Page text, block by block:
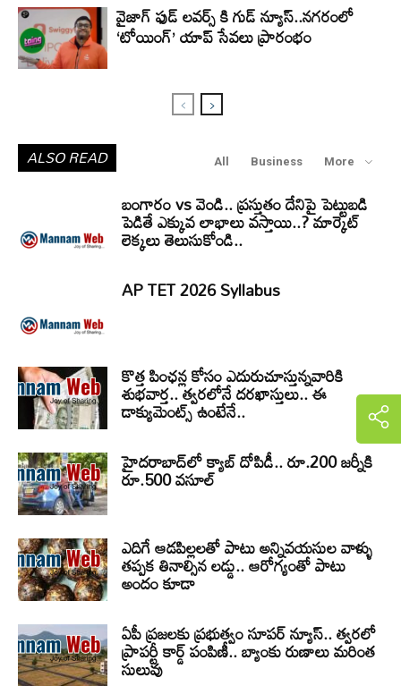
వైజాగ్ ఫుడ్ లవర్స్ కి గుడ్ న్యూస్..నగరంలో
‘టోయింగ్’ యాప్ సేవలు ప్రారంభం
ALSO READ All Business More
బంగారం vs వెండి.. ప్రస్తుతం దేనిపై పెట్టుబడి
పెడితే ఎక్కువ లాభాలు వస్తాయి..? మార్కెట్
లెక్కలు తెలుసుకోండి..
AP TET 2026 Syllabus
కొత్త పింఛన్ల కోసం ఎదురుచూస్తున్నవారికి
శుభవార్త.. త్వరలోనే దరఖాస్తులు.. ఈ
డాక్యుమెంట్స్ ఉంటేనే..
హైదరాబాద్‌లో క్యాబ్‌ దోపిడీ.. రూ.200 జర్నీకి
రూ.500 వసూల్
ఎదిగే ఆడపిల్లలతో పాటు అన్నివయసుల వాళ్ళు
తప్పక తినాల్సిన లడ్డు.. ఆరోగ్యంతో పాటు
అందం కూడా
ఏపీ ప్రజలకు ప్రభుత్వం సూపర్ న్యూస్.. త్వరలో
ప్రాపర్టీ కార్డ్ పంపిణీ.. బ్యాంకు రుణాలు మరింత
సులువు